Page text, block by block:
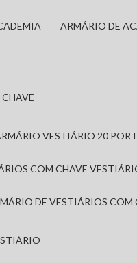
ARMÁRIO DE
ARMÁRIO VESTIÁRIO 20
COM CHAVE
DE VESTIÁRIOS COM